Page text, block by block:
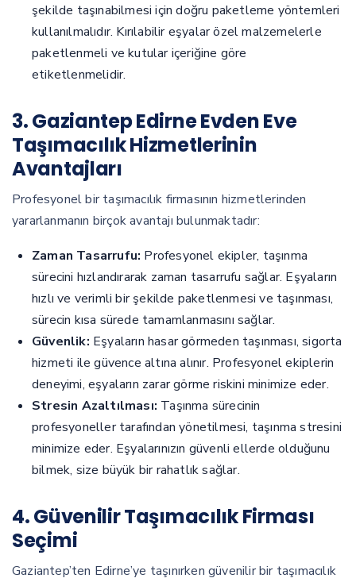
şekilde taşınabilmesi için doğru paketleme yöntemleri
kullanılmalıdır. Kırılabilir eşyalar özel malzemelerle
paketlenmeli ve kutular içeriğine göre
etiketlenmelidir.
3. Gaziantep Edirne Evden Eve
Taşımacılık Hizmetlerinin
Avantajları
Profesyonel bir taşımacılık firmasının hizmetlerinden
yararlanmanın birçok avantajı bulunmaktadır:
Zaman Tasarrufu: Profesyonel ekipler, taşınma
sürecini hızlandırarak zaman tasarrufu sağlar. Eşyaların
hızlı ve verimli bir şekilde paketlenmesi ve taşınması,
sürecin kısa sürede tamamlanmasını sağlar.
Güvenlik: Eşyaların hasar görmeden taşınması, sigorta
hizmeti ile güvence altına alınır. Profesyonel ekiplerin
deneyimi, eşyaların zarar görme riskini minimize eder.
Stresin Azaltılması: Taşınma sürecinin
profesyoneller tarafından yönetilmesi, taşınma stresini
minimize eder. Eşyalarınızın güvenli ellerde olduğunu
bilmek, size büyük bir rahatlık sağlar.
4. Güvenilir Taşımacılık Firması
Seçimi
Gaziantep’ten Edirne’ye taşınırken güvenilir bir taşımacılık